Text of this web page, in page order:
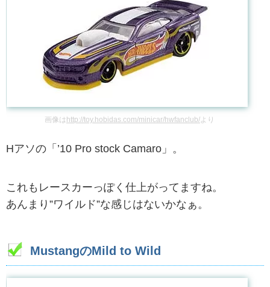
画像は http://toy.hobidas.com/minicar/hwfanclub/より
Hアソの「’10 Pro stock Camaro」。
これもレースカーっぽく仕上がってますね。
あんまり”ワイルド”な感じはないかなぁ。
MustangのMild to Wild